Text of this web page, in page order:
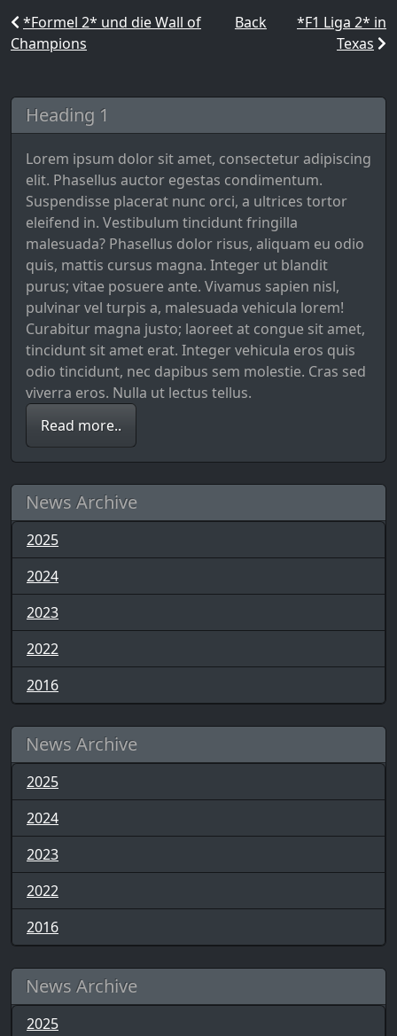
*Formel 2* und die Wall of
Champions
Back
*F1 Liga 2* in
Texas
Heading 1
Lorem ipsum dolor sit amet, consectetur adipiscing
elit. Phasellus auctor egestas condimentum.
Suspendisse placerat nunc orci, a ultrices tortor
eleifend in. Vestibulum tincidunt fringilla
malesuada? Phasellus dolor risus, aliquam eu odio
quis, mattis cursus magna. Integer ut blandit
purus; vitae posuere ante. Vivamus sapien nisl,
pulvinar vel turpis a, malesuada vehicula lorem!
Curabitur magna justo; laoreet at congue sit amet,
tincidunt sit amet erat. Integer vehicula eros quis
odio tincidunt, nec dapibus sem molestie. Cras sed
viverra eros. Nulla ut lectus tellus.
Read more..
News Archive
2025
2024
2023
2022
2016
News Archive
2025
2024
2023
2022
2016
News Archive
2025